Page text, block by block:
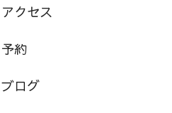
アクセス
予約
ブログ